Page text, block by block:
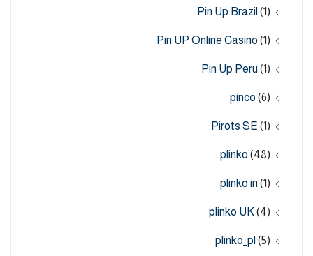
Pin Up Brazil (1)
Pin UP Online Casino (1)
Pin Up Peru (1)
pinco (6)
Pirots SE (1)
plinko (48)
plinko in (1)
plinko UK(4)
plinko_pl (5)